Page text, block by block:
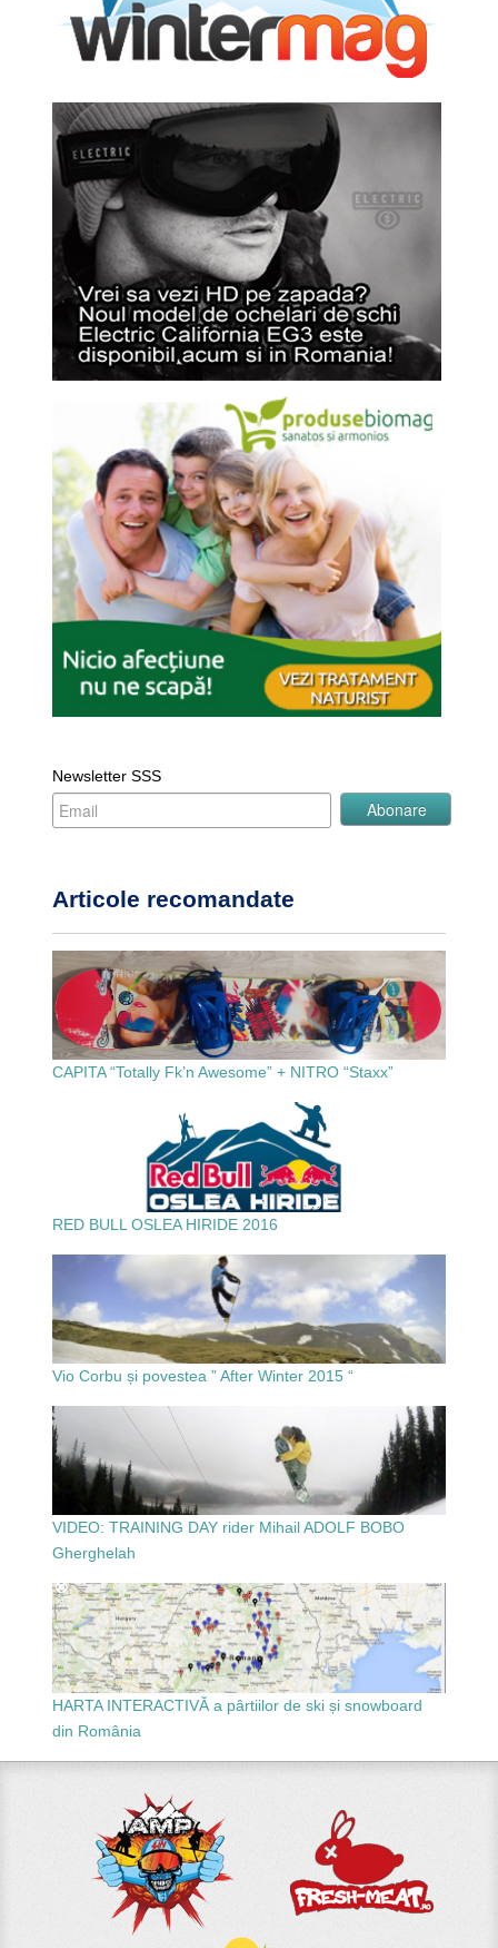
Newsletter SSS
Articole recomandate
CAPITA “Totally Fk’n Awesome” + NITRO “Staxx”
RED BULL OSLEA HIRIDE 2016
Vio Corbu și povestea ” After Winter 2015 “
VIDEO: TRAINING DAY rider Mihail ADOLF BOBO
Gherghelah
HARTA INTERACTIVĂ a pârtiilor de ski și snowboard
din România